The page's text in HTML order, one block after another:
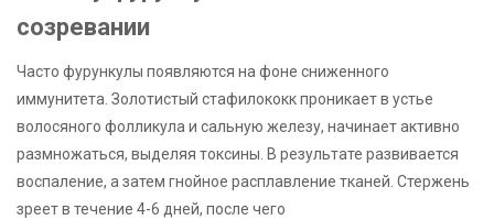
созревании
Часто фурункулы появляются на фоне сниженного
иммунитета. Золотистый стафилококк проникает в устье
волосяного фолликула и сальную железу, начинает активно
размножаться, выделяя токсины. В результате развивается
воспаление, а затем гнойное расплавление тканей. Стержень
зреет в течение 4-6 дней, после чего